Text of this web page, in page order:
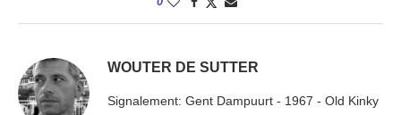
WOUTER DE SUTTER
Signalement: Gent Dampuurt - 1967 - Old Kinky